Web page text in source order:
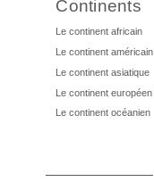
Continents
Le continent africain
Le continent américain
Le continent asiatique
Le continent européen
Le continent océanien